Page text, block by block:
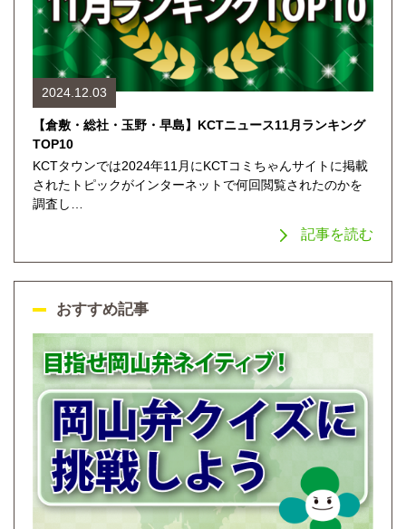
2024.12.03
【倉敷・総社・玉野・早島】KCTニュース11月ランキング
TOP10
KCTタウンでは2024年11月にKCTコミちゃんサイトに掲載
されたトピックがインターネットで何回閲覧されたのかを
調査し…
記事を読む
おすすめ記事